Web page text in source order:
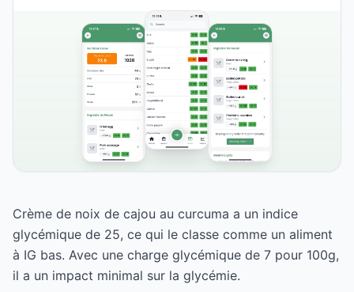
Crème de noix de cajou au curcuma a un indice
glycémique de 25, ce qui le classe comme un aliment
à IG bas. Avec une charge glycémique de 7 pour 100g,
il a un impact minimal sur la glycémie.